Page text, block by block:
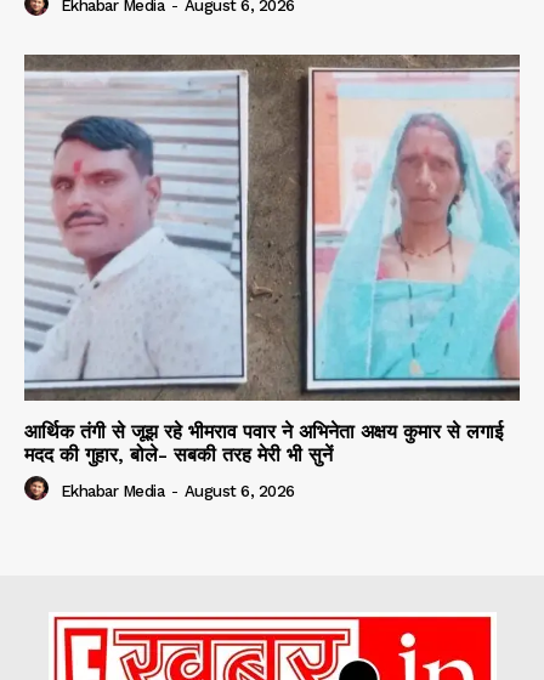
Ekhabar Media - August 6, 2026
आर्थिक तंगी से जूझ रहे भीमराव पवार ने अभिनेता अक्षय कुमार से लगाई
मदद की गुहार, बोले- सबकी तरह मेरी भी सुनें
Ekhabar Media - August 6, 2026